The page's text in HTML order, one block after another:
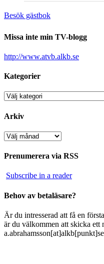
Besök gästbok
Missa inte min TV-blogg
http://www.atvb.alkb.se
Kategorier
Kategorier
Arkiv
Arkiv
Prenumerera via RSS
Subscribe in a reader
Behov av betaläsare?
Är du intresserad att få en
är du välkommen att skicka ett
a.abrahamsson[at]alkb[punkt]se